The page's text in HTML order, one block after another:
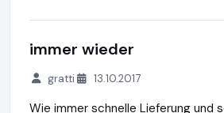
immer wieder
gratti 13.10.2017
Wie immer schnelle Lieferung und